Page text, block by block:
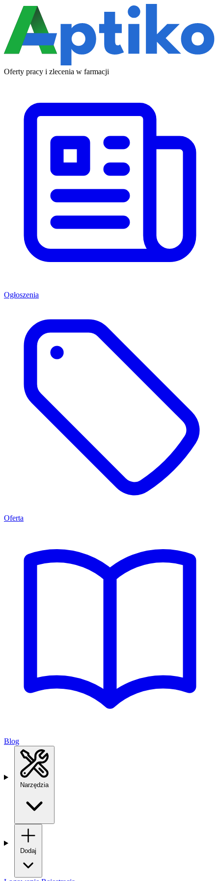
Oferty pracy i zlecenia w farmacji
Ogłoszenia
Oferta
Blog
Narzędzia
Dodaj